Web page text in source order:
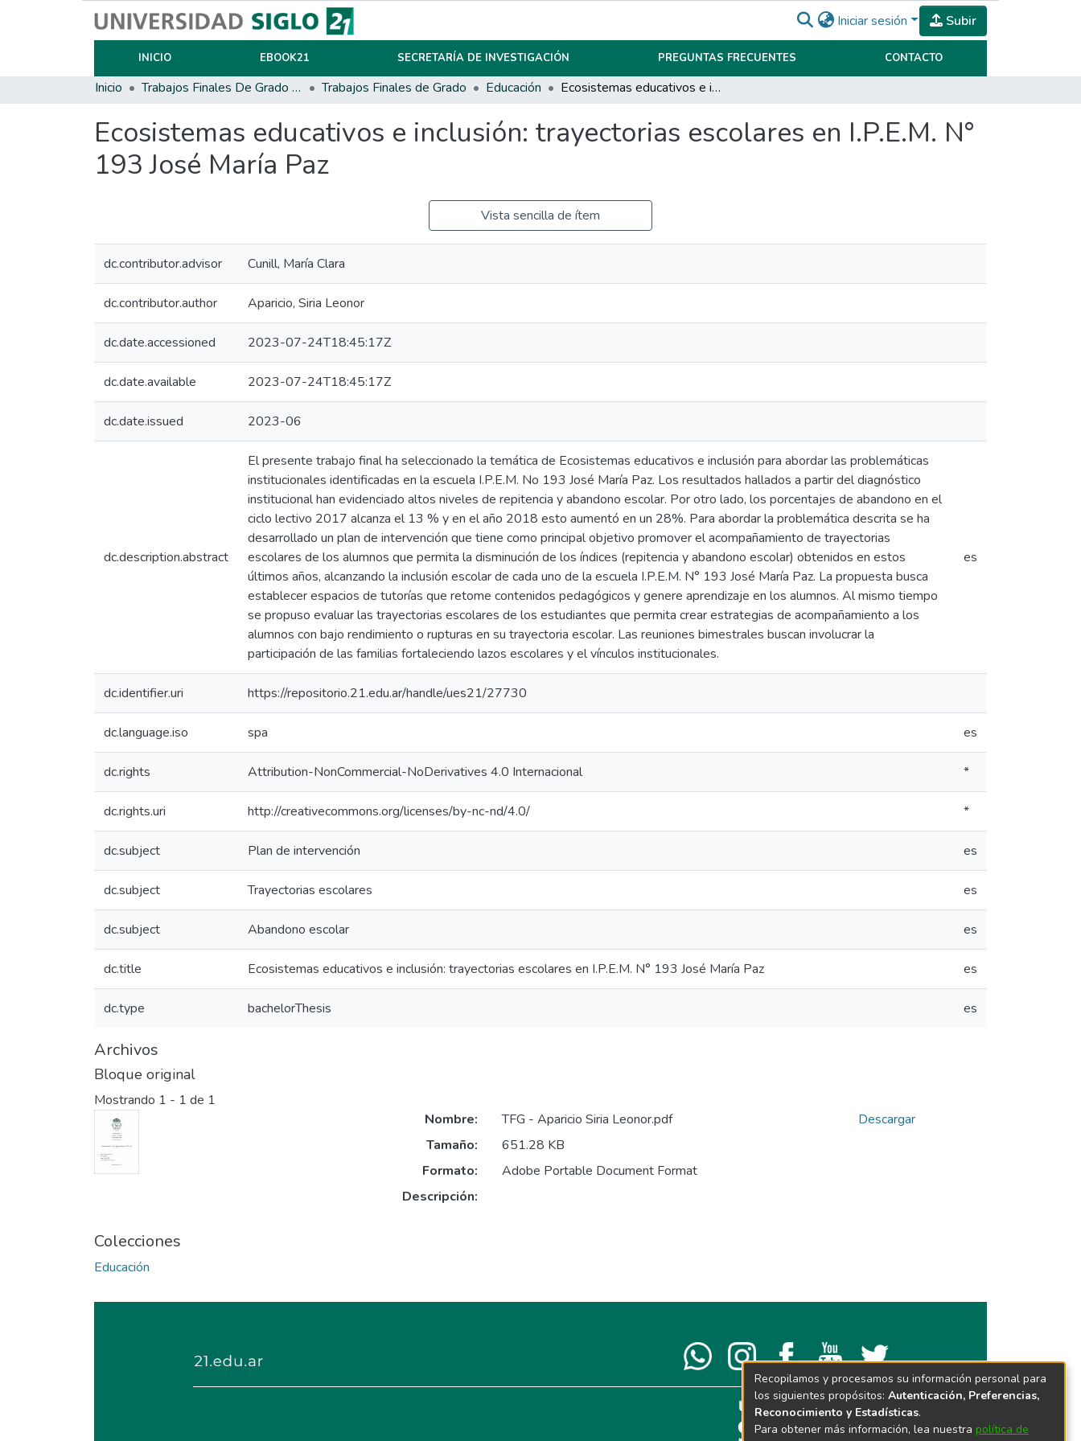
Iniciar sesión Subir
INICIO EBOOK21 SECRETARÍA DE INVESTIGACIÓN PREGUNTAS FRECUENTES CONTACTO
Inicio Trabajos Finales De Grado Y Posgrado Trabajos Finales de Grado Educación Ecosistemas educativos e inclusión: trayectorias escolares en I.P.E.M. N° 193 José María Paz
Ecosistemas educativos e inclusión: trayectorias escolares en I.P.E.M. N°
193 José María Paz
Vista sencilla de ítem
dc.contributor.advisor Cunill, María Clara
dc.contributor.author Aparicio, Siria Leonor
dc.date.accessioned 2023-07-24T18:45:17Z
dc.date.available 2023-07-24T18:45:17Z
dc.date.issued 2023-06
dc.description.abstract
El presente trabajo final ha seleccionado la temática de Ecosistemas educativos e inclusión para abordar las problemáticas
institucionales identificadas en la escuela I.P.E.M. No 193 José María Paz. Los resultados hallados a partir del diagnóstico
institucional han evidenciado altos niveles de repitencia y abandono escolar. Por otro lado, los porcentajes de abandono en el
ciclo lectivo 2017 alcanza el 13 % y en el año 2018 esto aumentó en un 28%. Para abordar la problemática descrita se ha
desarrollado un plan de intervención que tiene como principal objetivo promover el acompañamiento de trayectorias
escolares de los alumnos que permita la disminución de los índices (repitencia y abandono escolar) obtenidos en estos
últimos años, alcanzando la inclusión escolar de cada uno de la escuela I.P.E.M. N° 193 José María Paz. La propuesta busca
establecer espacios de tutorías que retome contenidos pedagógicos y genere aprendizaje en los alumnos. Al mismo tiempo
se propuso evaluar las trayectorias escolares de los estudiantes que permita crear estrategias de acompañamiento a los
alumnos con bajo rendimiento o rupturas en su trayectoria escolar. Las reuniones bimestrales buscan involucrar la
participación de las familias fortaleciendo lazos escolares y el vínculos institucionales.
es
dc.identifier.uri https://repositorio.21.edu.ar/handle/ues21/27730
dc.language.iso spa es
dc.rights Attribution-NonCommercial-NoDerivatives 4.0 Internacional *
dc.rights.uri http://creativecommons.org/licenses/by-nc-nd/4.0/ *
dc.subject Plan de intervención es
dc.subject Trayectorias escolares es
dc.subject Abandono escolar es
dc.title Ecosistemas educativos e inclusión: trayectorias escolares en I.P.E.M. N° 193 José María Paz es
dc.type bachelorThesis es
Archivos
Bloque original
Mostrando 1 - 1 de 1
Nombre:
TFG - Aparicio Siria Leonor.pdf
Tamaño:
651.28 KB
Formato:
Adobe Portable Document Format
Descripción:
Descargar
Colecciones
Educación
Recopilamos y procesamos su información personal para
los siguientes propósitos: Autenticación, Preferencias,
Reconocimiento y Estadísticas.
Para obtener más información, lea nuestra política de